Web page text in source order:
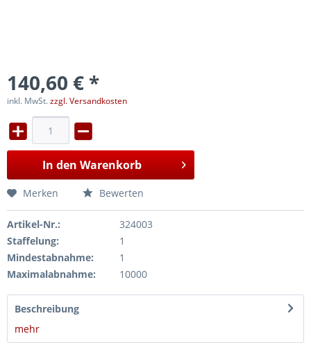
140,60 € *
inkl. MwSt.zzgl. Versandkosten
In den Warenkorb
Merken Bewerten
Artikel-Nr.:
324003
Staffelung:
1
Mindestabnahme:
1
Maximalabnahme:
10000
Beschreibung
mehr